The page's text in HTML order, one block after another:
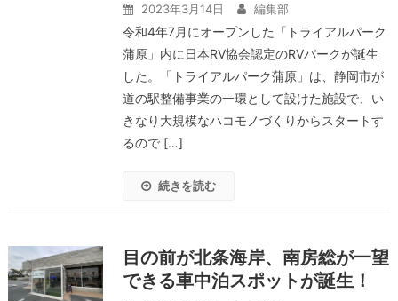
2023年3月14日 編集部
令和4年7月にオープンした「トライアルパーク
蒲原」内に日本RV協会認定のRVパークが誕生
した。「トライアルパーク蒲原」は、静岡市が
道の駅整備事業の一環として設けた施設で、い
きなり大規模なハコモノづくりからスタートす
るので […]
続きを読む
目の前が北条海岸、南房総が一望
できる車中泊スポットが誕生！